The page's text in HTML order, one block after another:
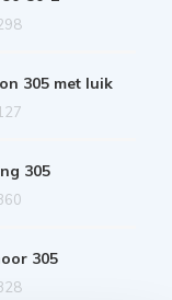
305 met luik
305
305